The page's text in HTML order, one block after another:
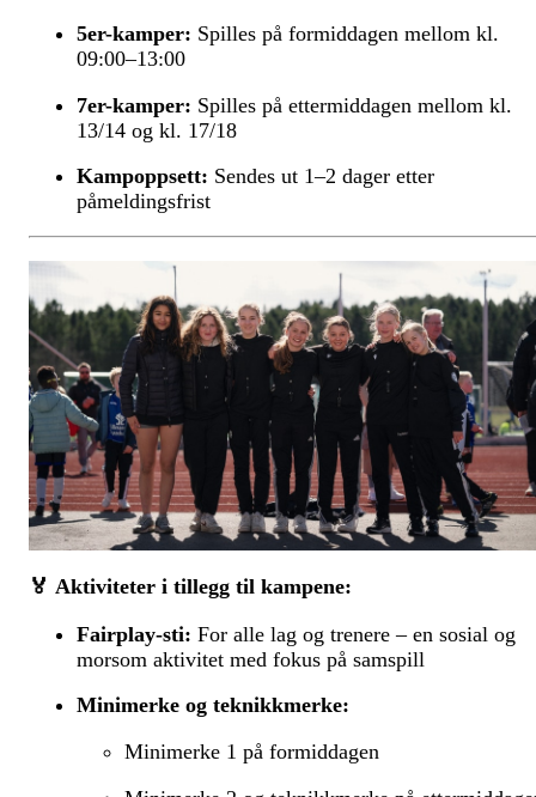
5er-kamper: Spilles på formiddagen mellom kl.
09:00–13:00
7er-kamper: Spilles på ettermiddagen mellom kl.
13/14 og kl. 17/18
Kampoppsett: Sendes ut 1–2 dager etter
påmeldingsfrist
🏅 Aktiviteter i tillegg til kampene:
Fairplay-sti: For alle lag og trenere – en sosial og
morsom aktivitet med fokus på samspill
Minimerke og teknikkmerke:
Minimerke 1 på formiddagen